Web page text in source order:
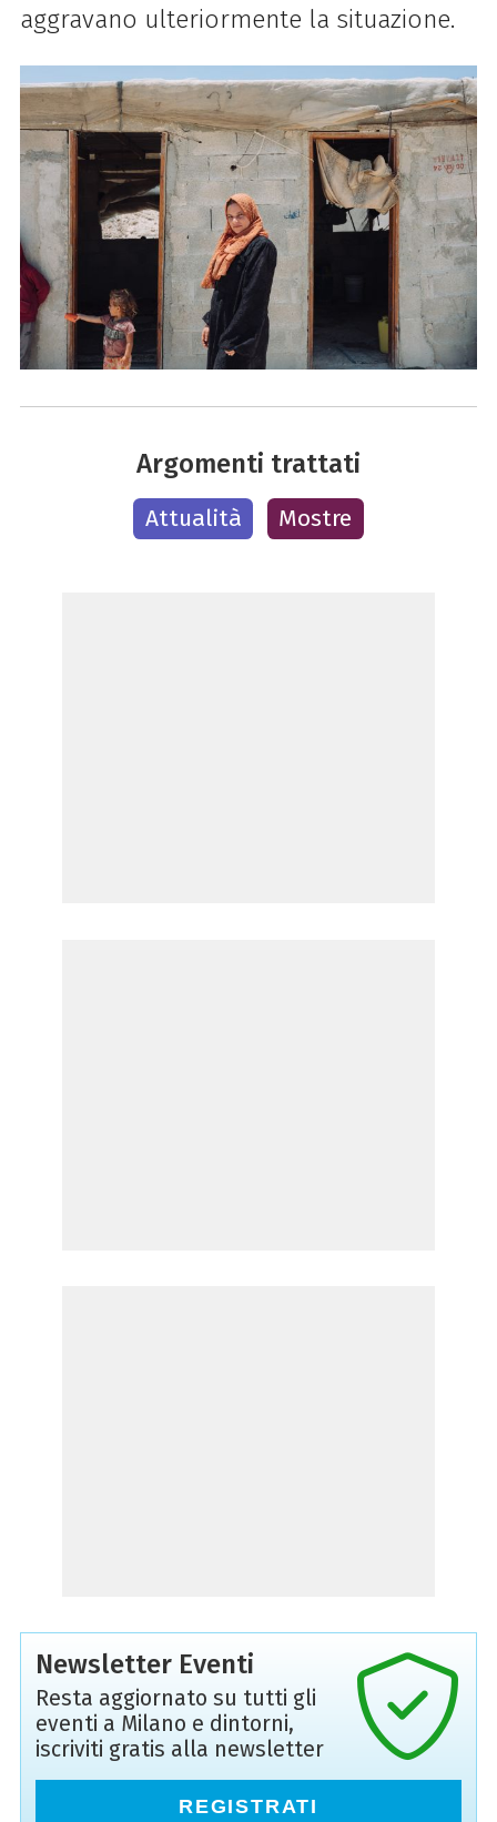
aggravano ulteriormente la situazione.
Argomenti trattati
Attualità Mostre
Newsletter Eventi
Resta aggiornato su tutti gli
eventi a Milano e dintorni,
iscriviti gratis alla newsletter
REGISTRATI